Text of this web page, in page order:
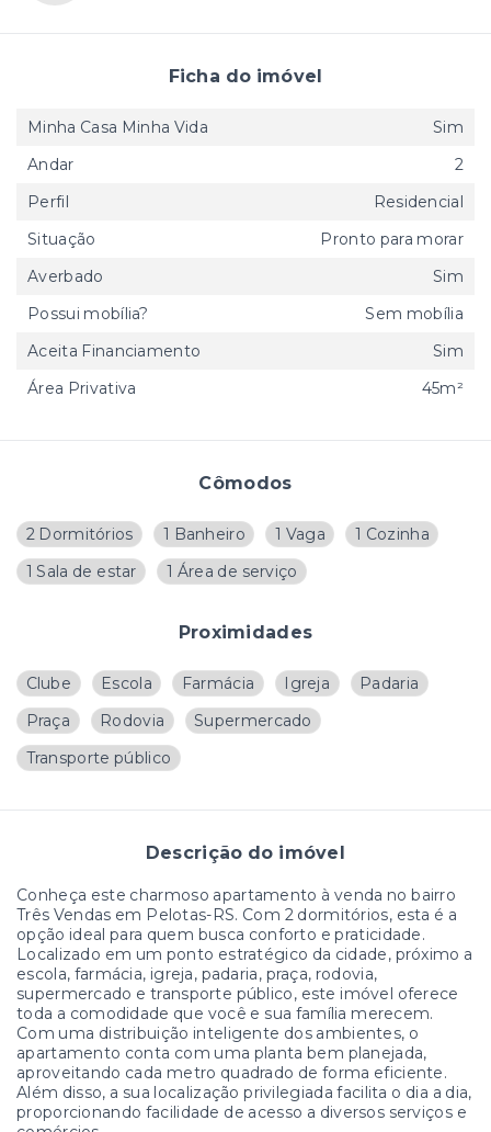
Cômodos
2 Dormitórios 1 Banheiro 1 Vaga
1 Cozinha
1 Sala de estar
1 Área de serviço
Proximidades
Clube Escola Farmácia Igreja
Padaria
Praça
Rodovia
Supermercado
Transporte público
Descrição do imóvel
Conheça este charmoso apartamento à venda no bairro
Três Vendas em Pelotas-RS. Com 2 dormitórios, esta é a
opção ideal para quem busca conforto e praticidade.
Localizado em um ponto estratégico da cidade, próximo a
escola, farmácia, igreja, padaria, praça, rodovia,
supermercado e transporte público, este imóvel oferece
toda a comodidade que você e sua família merecem.
Com uma distribuição inteligente dos ambientes, o
apartamento conta com uma planta bem planejada,
aproveitando cada metro quadrado de forma eficiente.
Além disso, a sua localização privilegiada facilita o dia a dia,
proporcionando facilidade de acesso a diversos serviços e
Ficha do imóvel
Minha Casa Minha Vida
Sim
Andar
2
Perfil
Residencial
Situação
Pronto para morar
Averbado
Sim
Possui mobília?
Sem mobília
Aceita Financiamento
Sim
Área Privativa
45m²